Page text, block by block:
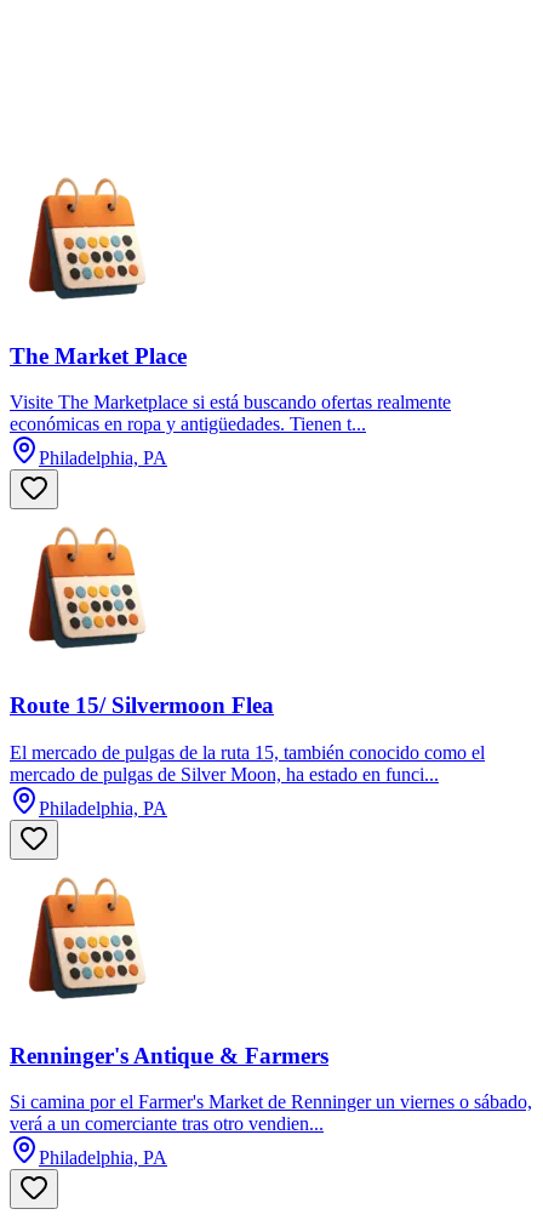
The Market Place
Visite The Marketplace si está buscando ofertas realmente
económicas en ropa y antigüedades. Tienen t...
Philadelphia, PA
Route 15/ Silvermoon Flea
El mercado de pulgas de la ruta 15, también conocido como el
mercado de pulgas de Silver Moon, ha estado en funci...
Philadelphia, PA
Renninger's Antique & Farmers
Si camina por el Farmer's Market de Renninger un viernes o sábado,
verá a un comerciante tras otro vendien...
Philadelphia, PA